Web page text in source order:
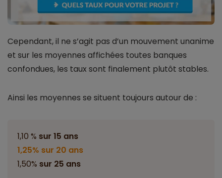
Cependant, il ne s’agit pas d’un mouvement unanime
et sur les moyennes affichées toutes banques
confondues, les taux sont finalement plutôt stables.
Ainsi les moyennes se situent toujours autour de :
1,10 % sur 15 ans
1,25% sur 20 ans
1,50% sur 25 ans